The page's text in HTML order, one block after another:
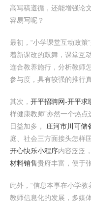
高写稿遵循，还能增强论
容易写呢？
最初，“小学课堂互动政
着新课改的鼓舞，课堂互
连合教养施行，分析教师
参与度，具有较强的推行
其次， 开平招聘网-开平求
样健康教师”亦然一个热
日益加多， 庄河市川可储
庭、社会三方面接头怎样
开心快乐小程序内容泛泛，
材料销售贵府丰富，便于
此外，“信息本事在小学
教师信息化的发展，多媒